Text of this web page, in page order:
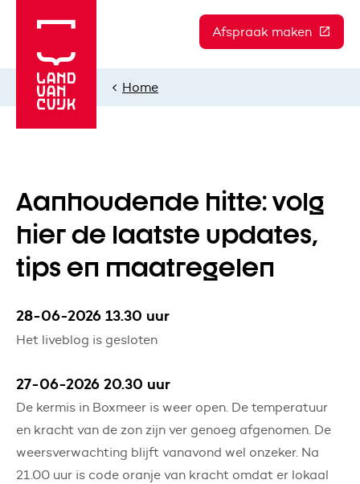
Afspraak maken (Deze
Home
Aanhoudende hitte: volg
hier de laatste updates,
tips en maatregelen
28-06-2026 13.30 uur
Het liveblog is gesloten
27-06-2026 20.30 uur
De kermis in Boxmeer is weer open. De temperatuur
en kracht van de zon zijn ver genoeg afgenomen. De
weersverwachting blijft vanavond wel onzeker. Na
21.00 uur is code oranje van kracht omdat er lokaal